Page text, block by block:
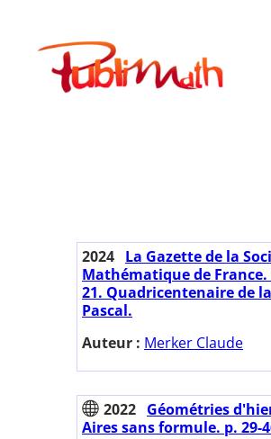
contenuPublimath
2024 La Gazette de la
Mathématique de France.
21. Quadricentenaire de
Pascal.
Auteur : Merker Claude
2022 Géométries
Aires sans formule. p. 29-